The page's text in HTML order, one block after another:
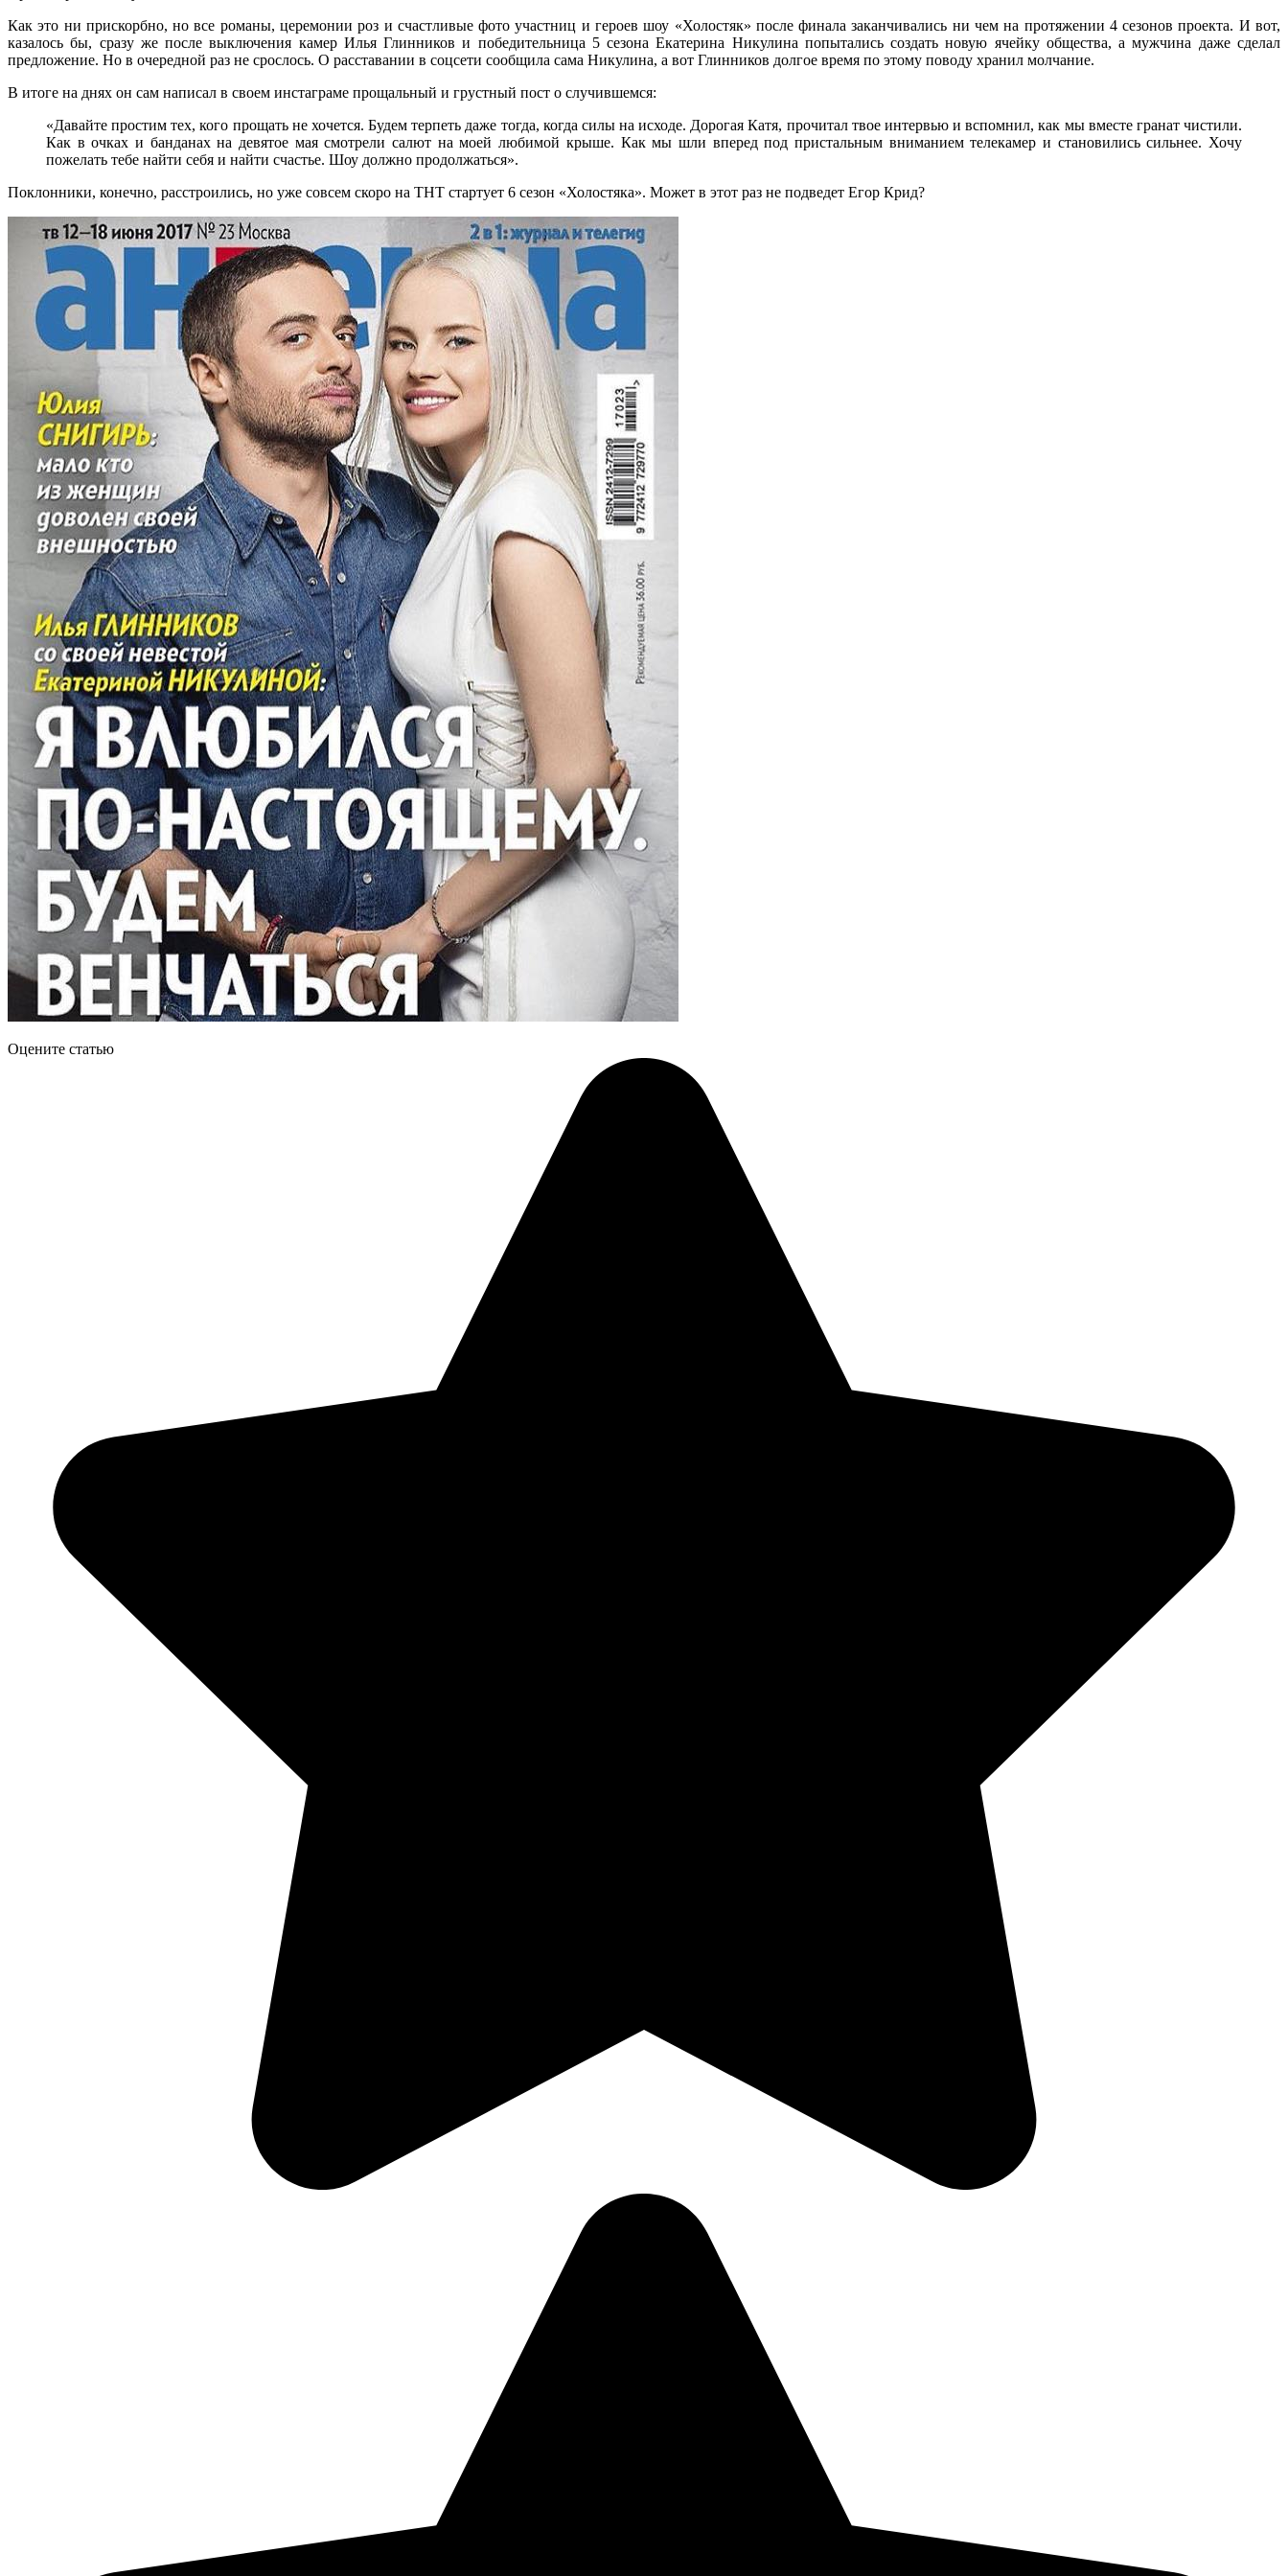
Как это ни прискорбно, но все романы, церемонии роз и счастливые фото участниц и героев шоу «Холостяк» после финала заканчивались ни чем на протяжении 4 сезонов проекта. И вот,
казалось бы, сразу же после выключения камер Илья Глинников и победительница 5 сезона Екатерина Никулина попытались создать новую ячейку общества, а мужчина даже сделал
предложение. Но в очередной раз не срослось. О расставании в соцсети сообщила сама Никулина, а вот Глинников долгое время по этому поводу хранил молчание.
В итоге на днях он сам написал в своем инстаграме прощальный и грустный пост о случившемся:
«Давайте простим тех, кого прощать не хочется. Будем терпеть даже тогда, когда силы на исходе. Дорогая Катя, прочитал твое интервью и вспомнил, как мы вместе гранат чистили.
Как в очках и банданах на девятое мая смотрели салют на моей любимой крыше. Как мы шли вперед под пристальным вниманием телекамер и становились сильнее. Хочу
пожелать тебе найти себя и найти счастье. Шоу должно продолжаться».
Поклонники, конечно, расстроились, но уже совсем скоро на ТНТ стартует 6 сезон «Холостяка». Может в этот раз не подведет Егор Крид?
Оцените статью